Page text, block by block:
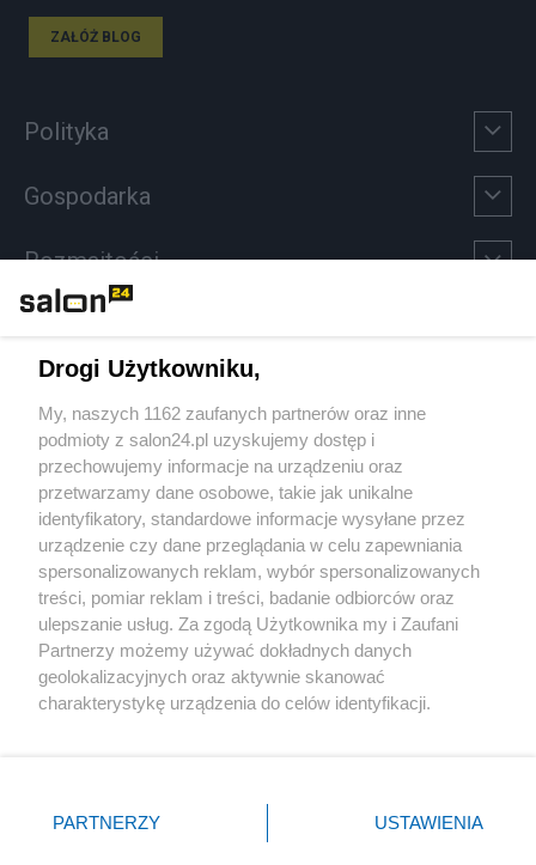
ZAŁÓŻ BLOG
Polityka
Gospodarka
Rozmaitości
Sport
Społeczeństwo
Kultura
X Facebook Instagram Youtube
Drogi Użytkowniku,
My, naszych 1162 zaufanych partnerów oraz inne
podmioty z salon24.pl uzyskujemy dostęp i
przechowujemy informacje na urządzeniu oraz
przetwarzamy dane osobowe, takie jak unikalne
identyfikatory, standardowe informacje wysyłane przez
urządzenie czy dane przeglądania w celu zapewniania
spersonalizowanych reklam, wybór spersonalizowanych
treści, pomiar reklam i treści, badanie odbiorców oraz
ulepszanie usług. Za zgodą Użytkownika my i Zaufani
Partnerzy możemy używać dokładnych danych
geolokalizacyjnych oraz aktywnie skanować
charakterystykę urządzenia do celów identyfikacji.
zmienić/wycofać klikając przycisk ustawień prywatności
znajdujący się w lewym dolnym rogu strony
PARTNERZY USTAWIENIA